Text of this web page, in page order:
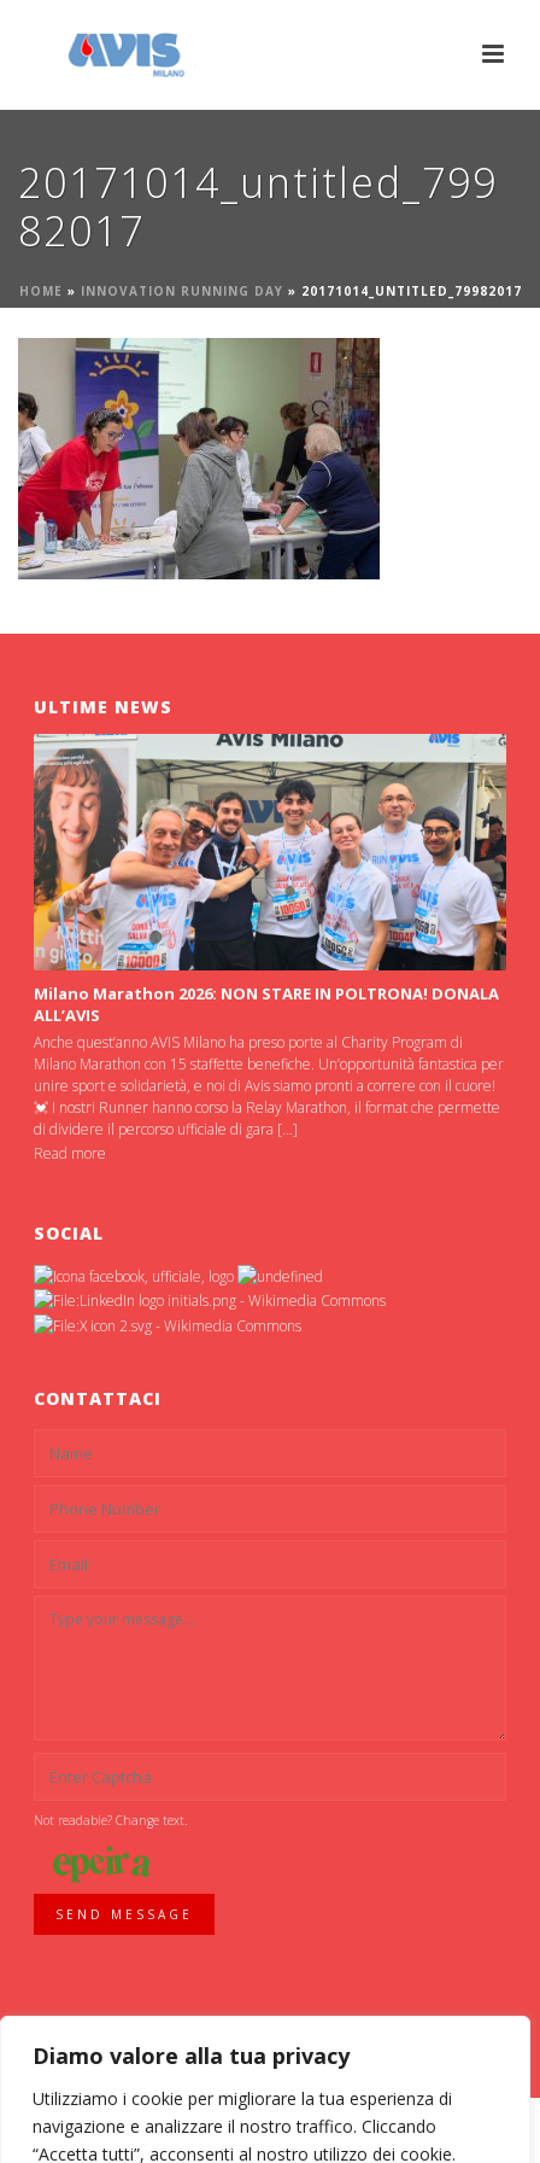
Diamo valore alla tua privacy
Utilizziamo i cookie per migliorare la tua esperienza di
navigazione e analizzare il nostro traffico. Cliccando
“Accetta tutti”, acconsenti al nostro utilizzo dei cookie.
20171014_untitled_799
82017
HOME » INNOVATION RUNNING DAY » 20171014_UNTITLED_79982017
ULTIME NEWS
Milano Marathon 2026: NON STARE IN POLTRONA! DONALA
ALL’AVIS
Anche quest’anno AVIS Milano ha preso porte al Charity Program di
Milano Marathon con 15 staffette benefiche. Un’opportunità fantastica per
unire sport e solidarietà, e noi di Avis siamo pronti a correre con il cuore!
💓 I nostri Runner hanno corso la Relay Marathon, il format che permette
di dividere il percorso ufficiale di gara […]
Read more
SOCIAL
CONTATTACI
Not readable? Change text.
SEND MESSAGE